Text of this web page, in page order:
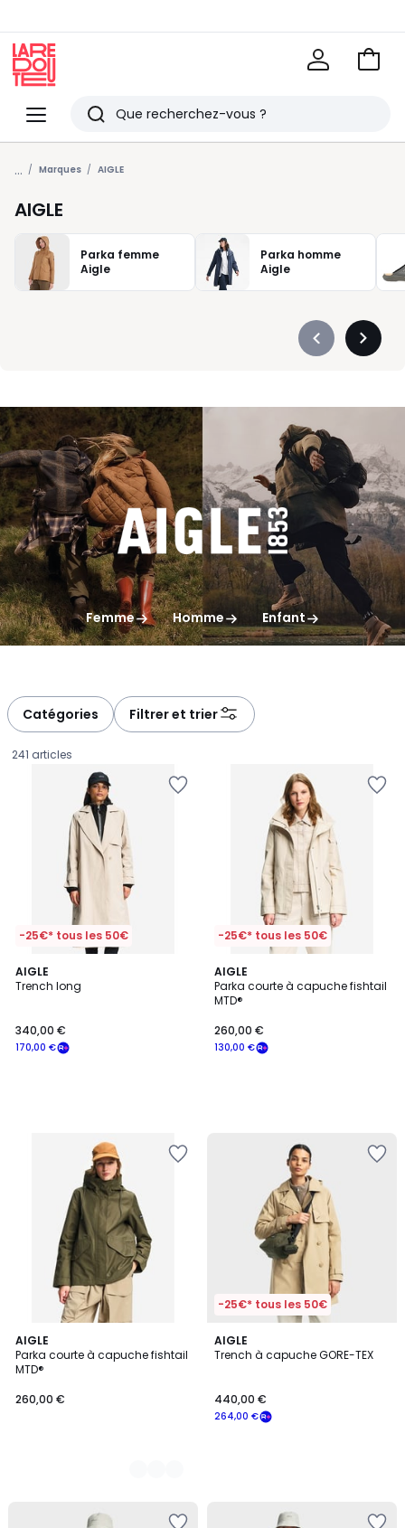
Menu
Redoute
Rechercher
Derniers
articles
Voir
... Marques AIGLE
AIGLE
Parka femme
Aigle
Parka homme
Aigle
Précédent
Femme Homme Enfant
Catégories Filtrer et trier
241 articles
-25€* tous les 50€
AIGLE
Trench long
€
souscrivez
170,00 €
340,00 €
-25€* tous les 50€
AIGLE
Parka courte à capuche fishtail
MTD®
130,00 €
260,00 €
AIGLE
Parka courte à capuche fishtail
MTD®
260,00 €
3
Couleurs
-25€* tous les 50€
AIGLE
Trench à capuche GORE-TEX
264,00 €
440,00 €